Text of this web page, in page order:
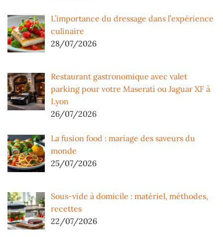
L’importance du dressage dans l’expérience
culinaire
28/07/2026
Restaurant gastronomique avec valet
parking pour votre Maserati ou Jaguar XF à
Lyon
26/07/2026
La fusion food : mariage des saveurs du
monde
25/07/2026
Sous-vide à domicile : matériel, méthodes,
recettes
22/07/2026